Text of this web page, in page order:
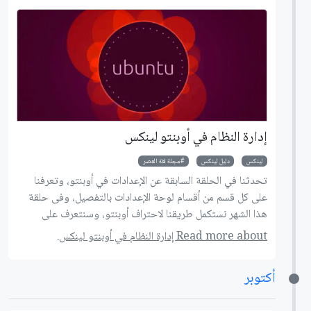
إدارة النظام في أوبنتو لينكس
لينكس دليل لينكس مجلة لغة العصر
تحدثنا في الحلقة السابقة عن الإعدادات في أوبنتو، وتعرفنا
على كل قسم من أقسام لوحة الإعدادات بالتفصيل، وفى حلقة
هذا الشهر نستكمل طريقنا لاحتراف أوبنتو، وسنتعرف على
كيفية إدارة النظام.
Read more about إدارة النظام في أوبنتو لينكس.
أكتوبر